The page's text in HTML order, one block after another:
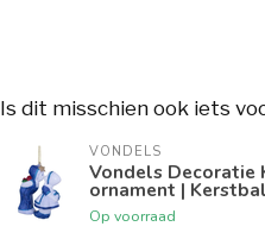
Is dit misschien ook iets
VONDELS
Vondels Decoratie
ornament |
Op voorraad